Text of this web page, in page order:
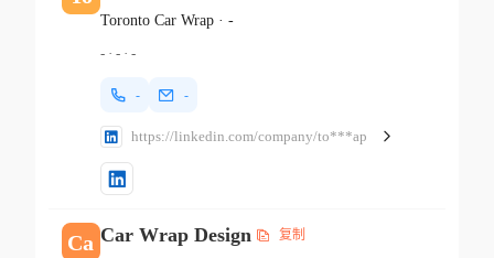
Toronto Car Wrap· -
-· -· -
- -
https://linkedin.com/company/to***ap
Ca Car Wrap Design 复制